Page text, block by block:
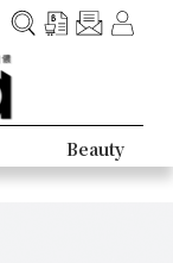
Beauty